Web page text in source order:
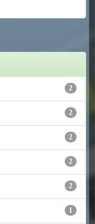
2
2
2
2
2
1